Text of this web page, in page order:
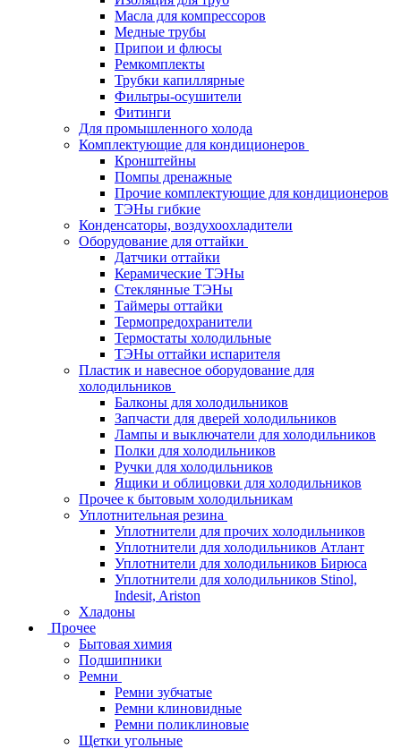
Масла для компрессоров
Медные трубы
Припои и флюсы
Ремкомплекты
Трубки капиллярные
Фильтры-осушители
Фитинги
Для промышленного холода
Комплектующие для кондиционеров
Кронштейны
Помпы дренажные
Прочие комплектующие для кондиционеров
ТЭНы гибкие
Конденсаторы, воздухоохладители
Оборудование для оттайки
Датчики оттайки
Керамические ТЭНы
Стеклянные ТЭНы
Таймеры оттайки
Термопредохранители
Термостаты холодильные
ТЭНы оттайки испарителя
Пластик и навесное оборудование для
холодильников
Балконы для холодильников
Запчасти для дверей холодильников
Лампы и выключатели для холодильников
Полки для холодильников
Ручки для холодильников
Ящики и облицовки для холодильников
Прочее к бытовым холодильникам
Уплотнительная резина
Уплотнители для прочих холодильников
Уплотнители для холодильников Атлант
Уплотнители для холодильников Бирюса
Уплотнители для холодильников Stinol,
Indesit, Ariston
Хладоны
Прочее
Бытовая химия
Подшипники
Ремни
Ремни зубчатые
Ремни клиновидные
Ремни поликлиновые
Щетки угольные